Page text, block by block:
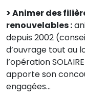
> Animer des
renouvelables :
depuis 2002
d’ouvrage tout au
l’opération
apporte son
engagées…